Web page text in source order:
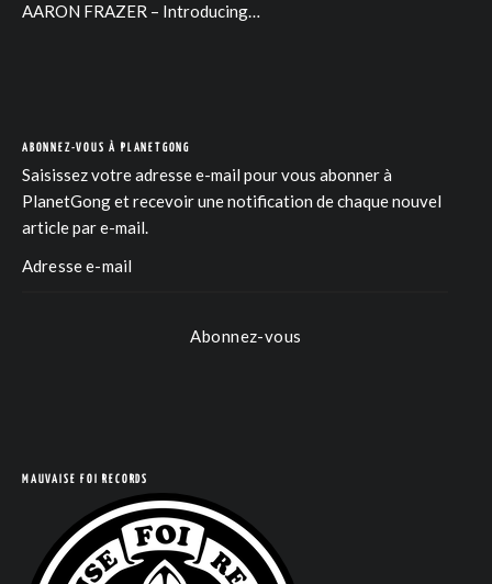
AARON FRAZER – Introducing…
ABONNEZ-VOUS À PLANETGONG
Saisissez votre adresse e-mail pour vous abonner à
PlanetGong et recevoir une notification de chaque nouvel
article par e-mail.
Abonnez-vous
MAUVAISE FOI RECORDS